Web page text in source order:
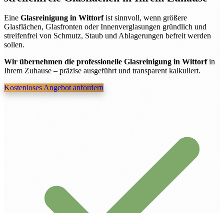
Eine Glasreinigung in Wittorfist sinnvoll, wenn größere
Glasflächen, Glasfronten oder Innenverglasungen gründlich und
streifenfrei von Schmutz, Staub und Ablagerungen befreit werden
sollen.
Wir übernehmen die professionelle Glasreinigung in Wittorfin
Ihrem Zuhause – präzise ausgeführt und transparent kalkuliert.
Kostenloses Angebot anfordern